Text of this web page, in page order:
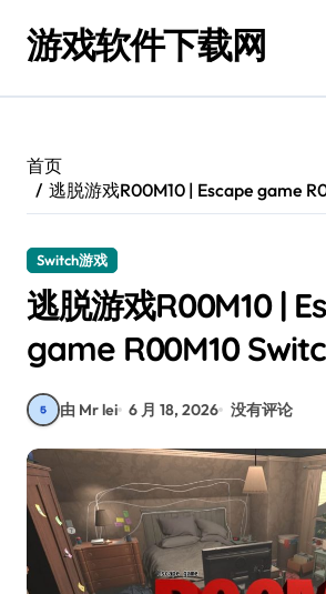
游戏软件下载网
首页
逃脱游戏R00M10 | Escape game
Switch游戏
逃脱游戏R00M10 |
game R00M10
由 Mr lei 6 月 18, 2026 没有评论